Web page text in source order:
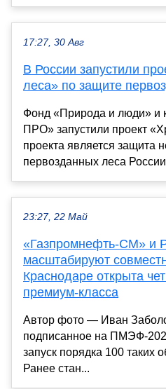
17:27, 30 Авг
В России запустили
леса» по защите
Фонд «Природа и люди» и
ПРО» запустили проект
проекта является защита
первозданных леса
23:27, 22 Май
«Газпромнефть-СМ» и
масштабируют
Краснодаре открыта
премиум-класса
Автор фото — Иван
подписанное на ПМЭФ-
запуск порядка 100 таких
Ранее стан...